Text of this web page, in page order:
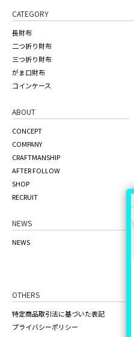
CATEGORY
長財布
二つ折り財布
三つ折り財布
がま口財布
コインケース
ABOUT
CONCEPT
COMPANY
CRAFTMANSHIP
AFTER FOLLOW
SHOP
RECRUIT
NEWS
NEWS
OTHERS
特定商品取引法に基づいた表記
プライバシーポリシー